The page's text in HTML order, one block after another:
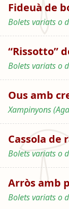
Fideuà de
Bolets variats o
“Rissotto”
Bolets variats o
Ous amb
Xampinyons
Cassola de
Bolets variats o
Arròs amb
Bolets variats o